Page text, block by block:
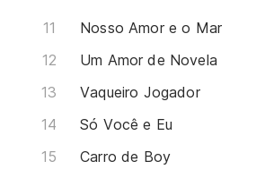
Nosso Amor e o Mar
Um Amor de Novela
Vaqueiro Jogador
Só Você e Eu
Carro de Boy